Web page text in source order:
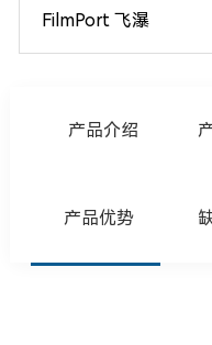
FilmPort 飞瀑
产品介绍
产品优势